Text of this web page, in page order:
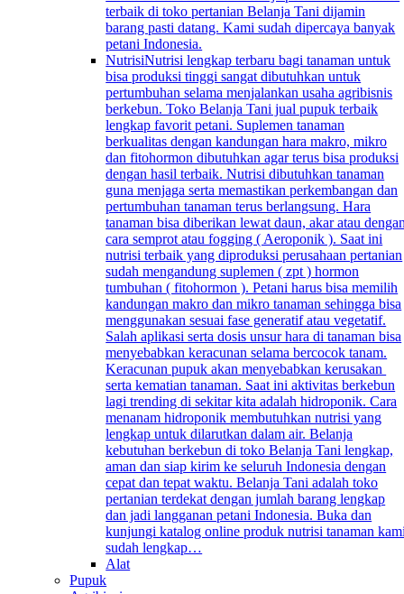
terbaik di toko pertanian Belanja Tani dijamin
barang pasti datang. Kami sudah dipercaya banyak
petani Indonesia.
NutrisiNutrisi lengkap terbaru bagi tanaman untuk
bisa produksi tinggi sangat dibutuhkan untuk
pertumbuhan selama menjalankan usaha agribisnis
berkebun. Toko Belanja Tani jual pupuk terbaik
lengkap favorit petani. Suplemen tanaman
berkualitas dengan kandungan hara makro, mikro
dan fitohormon dibutuhkan agar terus bisa produksi
dengan hasil terbaik. Nutrisi dibutuhkan tanaman
guna menjaga serta memastikan perkembangan dan
pertumbuhan tanaman terus berlangsung. Hara
tanaman bisa diberikan lewat daun, akar atau
cara semprot atau fogging ( Aeroponik ). Saat ini
nutrisi terbaik yang diproduksi perusahaan pertanian
sudah mengandung suplemen ( zpt ) hormon
tumbuhan ( fitohormon ). Petani harus bisa memilih
kandungan makro dan mikro tanaman sehingga bisa
menggunakan sesuai fase generatif atau vegetatif.
Salah aplikasi serta dosis unsur hara di tanaman bisa
menyebabkan keracunan selama bercocok tanam.
Keracunan pupuk akan menyebabkan kerusakan
serta kematian tanaman. Saat ini aktivitas berkebun
lagi trending di sekitar kita adalah hidroponik. Cara
menanam hidroponik membutuhkan nutrisi yang
lengkap untuk dilarutkan dalam air. Belanja
kebutuhan berkebun di toko Belanja Tani lengkap,
aman dan siap kirim ke seluruh Indonesia dengan
cepat dan tepat waktu. Belanja Tani adalah toko
pertanian terdekat dengan jumlah barang lengkap
dan jadi langganan petani Indonesia. Buka dan
kunjungi katalog online produk nutrisi tanaman
sudah lengkap…
Alat
Pupuk